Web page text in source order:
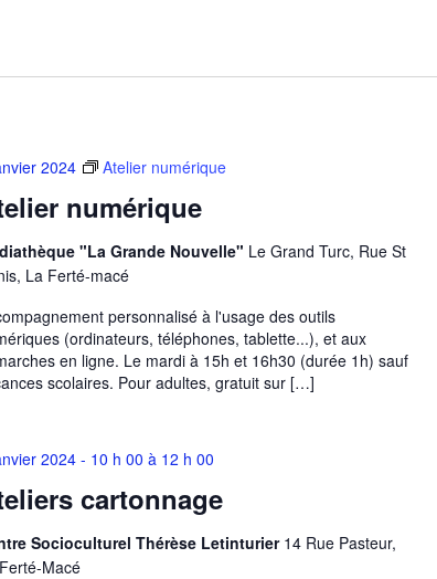
numérique
2024 Atelier numérique
"La Grande Nouvelle" Le Grand Turc, Rue St
La Ferté-macé
personnalisé à l'usage des outils
(ordinateurs, téléphones, tablette...), et aux
en ligne. Le mardi à 15h et 16h30 (durée 1h) sauf
scolaires. Pour adultes, gratuit sur […]
cartonnage
2024 - 10 h 00 à 12 h 00
Socioculturel Thérèse Letinturier 14 Rue Pasteur,
Macé